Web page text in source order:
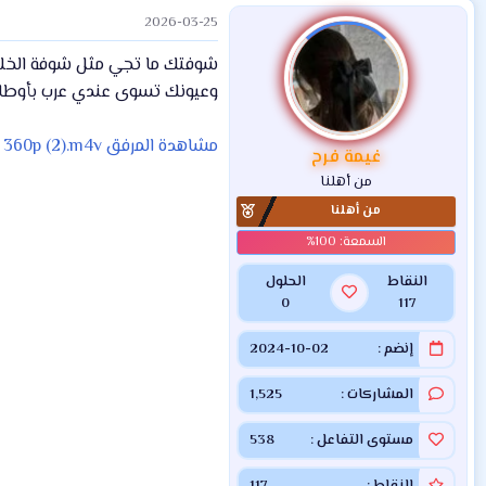
ف
ا
ع
ل
:
غيمة فرح
من أهلنا
من أهلنا
النقاط
117
الحلول
0
إنضم 2024-10-02
المشاركات 1,525
مستوى التفاعل 538
2026-03-25
شوفتك ما تجي مثل شوفة
وعيونك تسوى عندي عرب
مشاهدة المرفق 360p (2).m4v